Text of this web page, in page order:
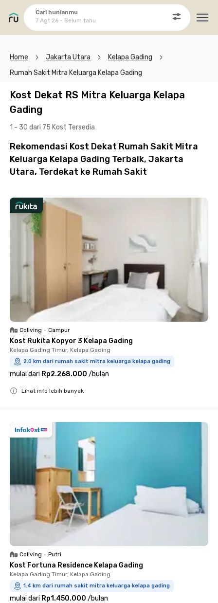
Cari hunianmu
7 Agt 26 - Belum tahu
Home Jakarta Utara
Kelapa Gading
Rumah Sakit Mitra Keluarga Kelapa Gading
Kost Dekat RS Mitra Keluarga Kelapa
Gading
1 - 30 dari 75 Kost Tersedia
Rekomendasi Kost Dekat Rumah Sakit Mitra
Keluarga Kelapa Gading Terbaik, Jakarta
Utara, Terdekat ke Rumah Sakit
Coliving • Campur
Kost Rukita Kopyor 3 Kelapa Gading
Kelapa Gading Timur, Kelapa Gading
2.0 km dari rumah sakit mitra keluarga kelapa gading
mulai dari Rp2.268.000 /bulan
Lihat info lebih banyak
Coliving • Putri
Kost Fortuna Residence Kelapa Gading
Kelapa Gading Timur, Kelapa Gading
1.4 km dari rumah sakit mitra keluarga kelapa gading
mulai dari Rp1.450.000 /bulan